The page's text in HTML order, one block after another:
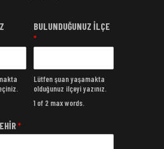
BULUNDUĞUNUZ İLÇE
*
Lütfen şuan yaşamakta
olduğunuz ilçeyi yazınız.
1 of 2 max words.
*